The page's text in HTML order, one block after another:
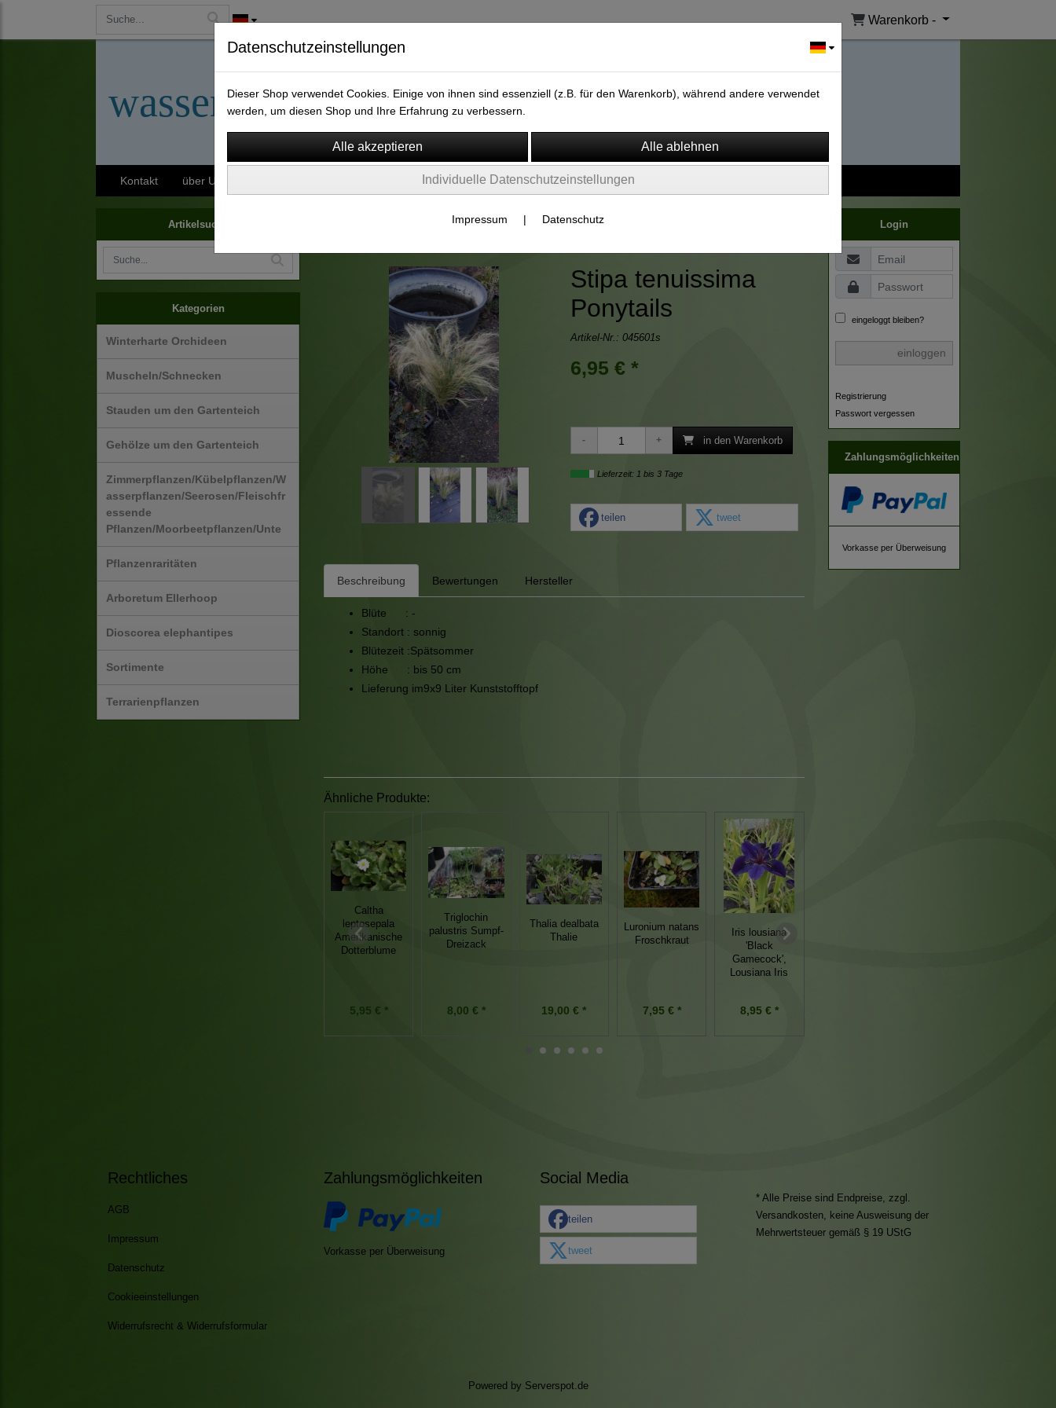
Warenkorb -
wassergarten-versand.de
Kontakt über Uns Widerruf
Artikelsuche
Kategorien
Winterharte Orchideen
Muscheln/Schnecken
Stauden um den Gartenteich
Gehölze um den Gartenteich
Zimmerpflanzen/Kübelpflanzen/W
asserpflanzen/Seerosen/Fleischfr
essende
Pflanzen/Moorbeetpflanzen/Unte
Pflanzenraritäten
Arboretum Ellerhoop
Dioscorea elephantipes
Sortimente
Terrarienpflanzen
Stauden um den Gartenteich
Stipa tenuissima
Ponytails
Artikel-Nr.: 045601s
6,95 € *
in den Warenkorb
Lieferzeit: 1 bis 3 Tage
teilen tweet
Beschreibung Bewertungen Hersteller
Blüte : -
Standort : sonnig
Blütezeit :Spätsommer
Höhe : bis 50 cm
Lieferung im9x9 Liter Kunststofftopf
Ähnliche Produkte:
Caltha
leptosepala
Amerikanische
Dotterblume
5,95 € *
Triglochin
palustris Sumpf-
Dreizack
8,00 € *
Thalia dealbata
Thalie
19,00 € *
Luronium natans
Froschkraut
7,95 € *
Iris lousiana
'Black
Gamecock',
Lousiana Iris
8,95 € *
Login
eingeloggt bleiben?
einloggen
Registrierung
Passwort vergessen
Zahlungsmöglichkeiten
Vorkasse per Überweisung
Rechtliches
AGB
Impressum
Datenschutz
Cookieeinstellungen
Widerrufsrecht & Widerrufsformular
Zahlungsmöglichkeiten
Vorkasse per Überweisung
Social Media
teilen
tweet
* Alle Preise sind Endpreise, zzgl.
Versandkosten, keine Ausweisung der
Mehrwertsteuer gemäß § 19 UStG
Powered by Serverspot.de
Datenschutzeinstellungen
Dieser Shop verwendet Cookies. Einige von ihnen sind essenziell (z.B. für den Warenkorb), während andere verwendet
werden, um diesen Shop und Ihre Erfahrung zu verbessern.
Individuelle Datenschutzeinstellungen
Impressum | Datenschutz